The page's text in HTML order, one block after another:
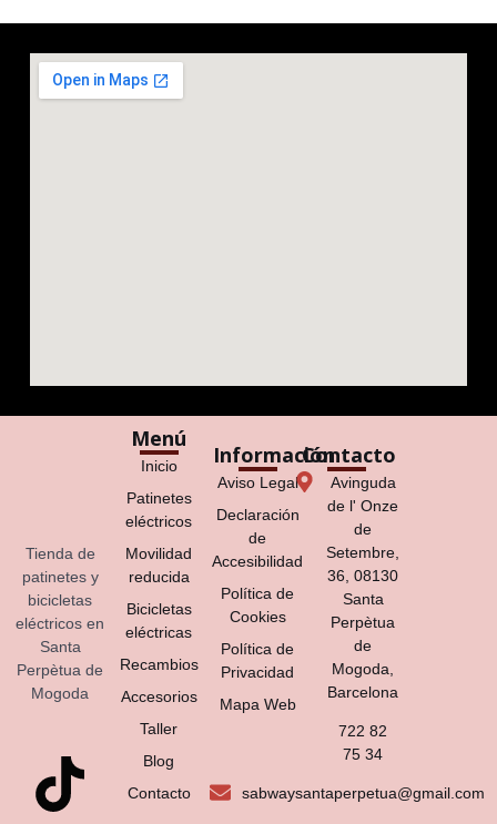
Tienda de
patinetes y
bicicletas
eléctricos en
Santa
Perpètua de
Mogoda
Menú
Inicio
Patinetes
eléctricos
Movilidad
reducida
Bicicletas
eléctricas
Recambios
Accesorios
Taller
Blog
Contacto
Información
Aviso Legal
Declaración
de
Accesibilidad
Política de
Cookies
Política de
Privacidad
Mapa Web
Contacto
Avinguda
de l' Onze
de
Setembre,
36, 08130
Santa
Perpètua
de
Mogoda,
Barcelona
722 82
75 34
sabwaysantaperpetua@gmail.com